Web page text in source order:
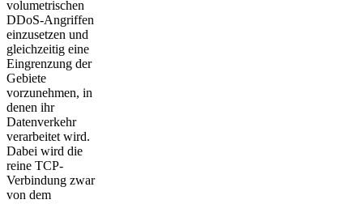
volumetrischen
DDoS-Angriffen
einzusetzen und
gleichzeitig eine
Eingrenzung der
Gebiete
vorzunehmen, in
denen ihr
Datenverkehr
verarbeitet wird.
Dabei wird die
reine TCP-
Verbindung zwar
von dem